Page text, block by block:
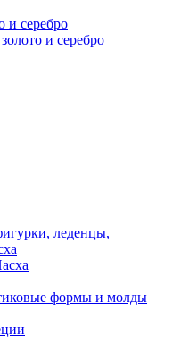
и серебро
и серебро
леденцы,
формы и молды